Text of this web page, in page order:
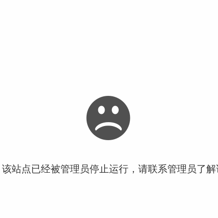
站点已经被管理员停止运行，请联系管理员了